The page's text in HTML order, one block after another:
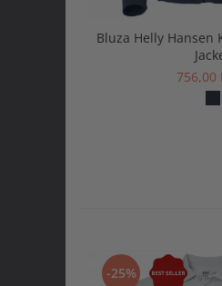
Bluza Helly Hansen
756,00
-25%